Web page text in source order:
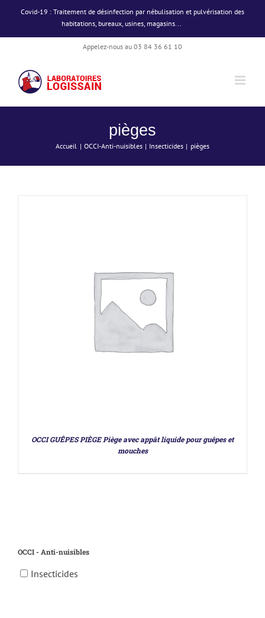
Covid-19 : Traitement de désinfection par nébulisation et pulvérisation des
habitations, bureaux, usines, magasins...
Passer
contenu
Appelez-nous au 03 84 36 61 10
pièges
Accueil OCCI-Anti-nuisibles Insecticides pièges
OCCI GUÊPES PIÈGE Piège avec appât liquide pour guêpes et
mouches
OCCI - Anti-nuisibles
Insecticides